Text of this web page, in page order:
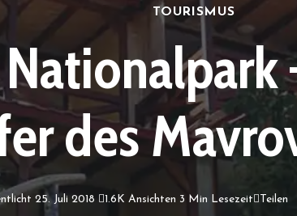
TOURISMUS
des
25. Juli 2018 1.6K Ansichten 3 Min Lesezeit Teilen